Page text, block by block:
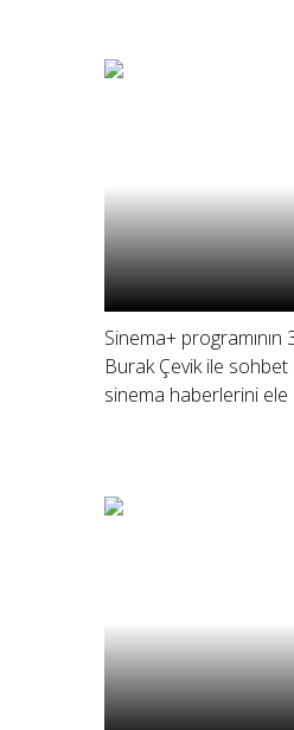
Sinema+
Burak Çevik ile
sinema haberlerini ele